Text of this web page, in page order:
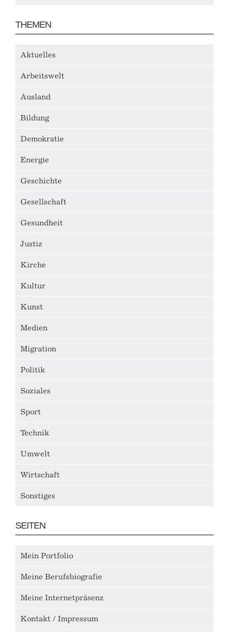
THEMEN
Aktuelles
Arbeitswelt
Ausland
Bildung
Demokratie
Energie
Geschichte
Gesellschaft
Gesundheit
Justiz
Kirche
Kultur
Kunst
Medien
Migration
Politik
Soziales
Sport
Technik
Umwelt
Wirtschaft
Sonstiges
SEITEN
Mein Portfolio
Meine Berufsbiografie
Meine Internetpräsenz
Kontakt / Impressum